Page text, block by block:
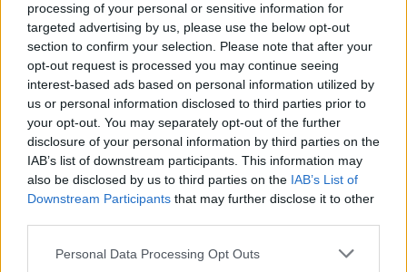
processing of your personal or sensitive information for
targeted advertising by us, please use the below opt-out
section to confirm your selection. Please note that after your
opt-out request is processed you may continue seeing
interest-based ads based on personal information utilized by
us or personal information disclosed to third parties prior to
your opt-out. You may separately opt-out of the further
disclosure of your personal information by third parties on the
IAB’s list of downstream participants. This information may
also be disclosed by us to third parties on the IAB’s List of
Downstream Participants that may further disclose it to other
Please note that this website/app uses one or more Google
Personal Data Processing Opt Outs
46-60 dagar 2,80 %
61-90 dagar 4,20 %